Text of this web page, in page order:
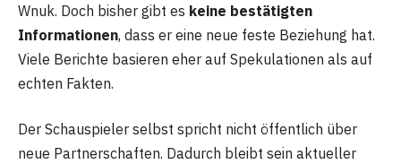
Wnuk. Doch bisher gibt es keine bestätigten
Informationen, dass er eine neue feste Beziehung hat.
Viele Berichte basieren eher auf Spekulationen als auf
echten Fakten.
Der Schauspieler selbst spricht nicht öffentlich über
neue Partnerschaften. Dadurch bleibt sein aktueller